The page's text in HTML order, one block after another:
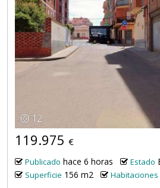
12
119.975 €
Publicado hace 6 horas Estado
Superficie 156 m2 Habitaciones